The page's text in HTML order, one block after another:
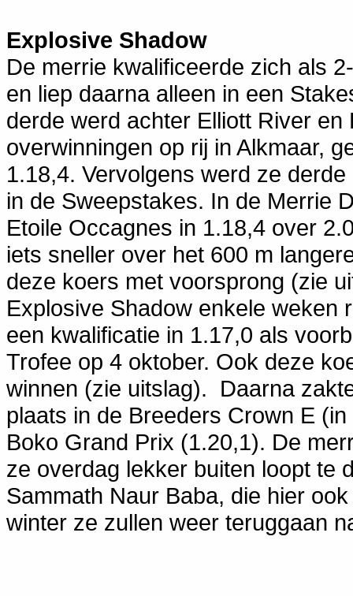
Explosive Shadow
De merrie kwalificeerde zich als
en liep daarna alleen in een
derde werd achter Elliott River
overwinningen op rij in Alkmaar,
1.18,4. Vervolgens werd ze
in de Sweepstakes. In de Merrie
Etoile Occagnes in 1.18,4 over
iets sneller over het 600 m
deze koers met voorsprong (zie
Explosive Shadow enkele weken
een kwalificatie in 1.17,0 als
Trofee op 4 oktober. Ook deze
winnen (zie uitslag). Daarna
plaats in de Breeders Crown E
Boko Grand Prix (1.20,1). De
ze overdag lekker buiten loopt te
Sammath Naur Baba, die hier
winter ze zullen weer teruggaan